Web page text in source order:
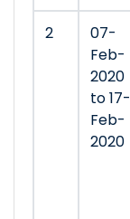
2
07-
Feb-
2020
to 17-
Feb-
2020